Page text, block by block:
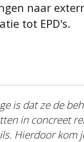
naar
tot EPD's.
is dat ze de
in concreet
Hierdoor kom